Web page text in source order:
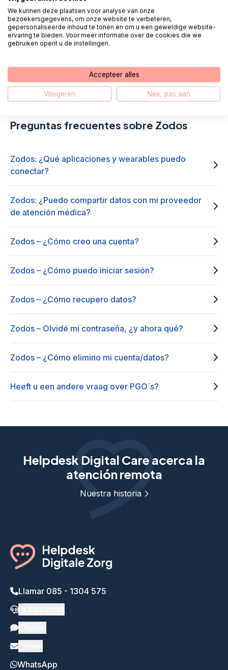
Llamar 085 - 303 49 59
te llamamos
WhatsApp
Preguntas frecuentes sobre Zodos
Zodos: ¿Qué aplicaciones y wearables puedo
conectar?
Zodos: ¿Puedo compartir datos con mi proveedor
de atención médica?
Zodos – ¿Cómo creo una cuenta?
Zodos – ¿Cómo puedo iniciar sesión?
Zodos – ¿Cómo recupero datos?
Zodos – Olvidé mi contraseña, ¿y ahora qué?
Zodos – ¿Cómo elimino mi cuenta/datos?
Heeft u een andere vraag over PGO´s?
Helpdesk Digital Care acerca la
atención remota
Nuestra historia
Llamar 085 - 1304 575
WhatsApp
We kunnen deze plaatsen voor analyse van onze
bezoekersgegevens, om onze website te verbeteren,
gepersonaliseerde inhoud te tonen en om u een geweldige website-
ervaring te bieden. Voor meer informatie over de cookies die we
gebruiken opent u de instellingen.
Accepteer alles
Weigeren Nee, pas aan